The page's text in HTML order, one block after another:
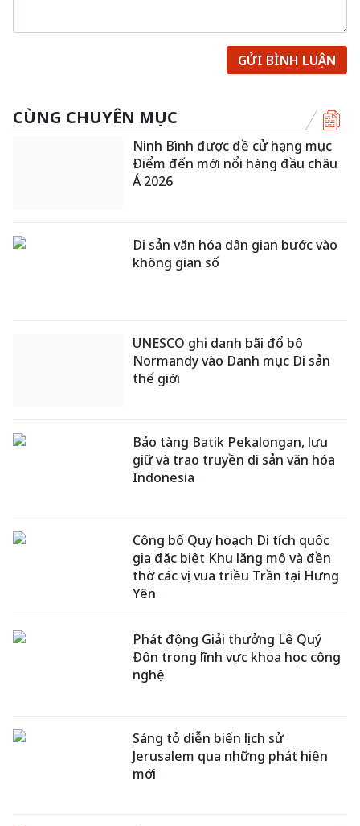
GỬI BÌNH LUẬN
CÙNG CHUYÊN MỤC
Ninh Bình được đề cử hạng mục
Điểm đến mới nổi hàng đầu châu
Á 2026
Di sản văn hóa dân gian bước vào
không gian số
UNESCO ghi danh bãi đổ bộ
Normandy vào Danh mục Di sản
thế giới
Bảo tàng Batik Pekalongan, lưu
giữ và trao truyền di sản văn hóa
Indonesia
Công bố Quy hoạch Di tích quốc
gia đặc biệt Khu lăng mộ và đền
thờ các vị vua triều Trần tại Hưng
Yên
Phát động Giải thưởng Lê Quý
Đôn trong lĩnh vực khoa học công
nghệ
Sáng tỏ diễn biến lịch sử
Jerusalem qua những phát hiện
mới